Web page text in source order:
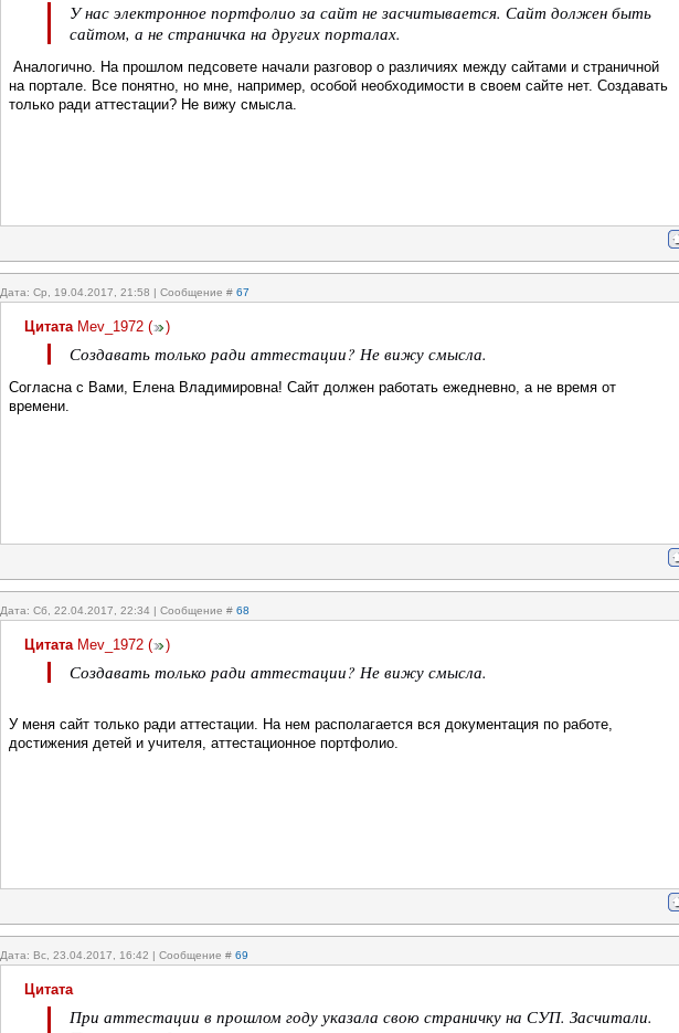
У нас электронное портфолио за сайт не засчитывается. Сайт должен быть
сайтом, а не страничка на других порталах.
Аналогично. На прошлом педсовете начали разговор о различиях между сайтами и страничной
на портале. Все понятно, но мне, например, особой необходимости в своем сайте нет. Создавать
только ради аттестации? Не вижу смысла.
Дата: Ср, 19.04.2017, 21:58 | Сообщение # 67
Цитата Mev_1972 ( )
Создавать только ради аттестации? Не вижу смысла.
Согласна с Вами, Елена Владимировна! Сайт должен работать ежедневно, а не время от
времени.
Дата: Сб, 22.04.2017, 22:34 | Сообщение # 68
Цитата Mev_1972 ( )
Создавать только ради аттестации? Не вижу смысла.
У меня сайт только ради аттестации. На нем располагается вся документация по работе,
достижения детей и учителя, аттестационное портфолио.
Дата: Вс, 23.04.2017, 16:42 | Сообщение # 69
Цитата
При аттестации в прошлом году указала свою страничку на СУП. Засчитали.